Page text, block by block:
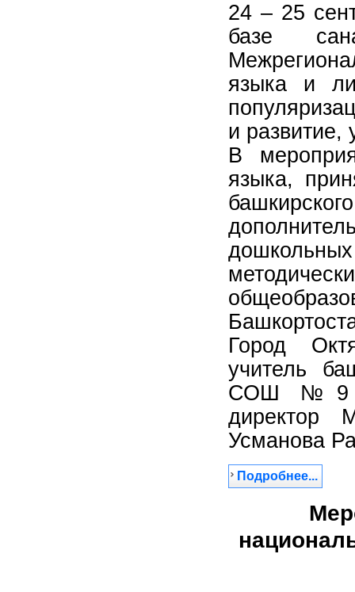
24 – 25
базе
языка и
и развитие,
В
языка,
Город
учитель
СОШ №9
директор
Усманова
Подробнее...